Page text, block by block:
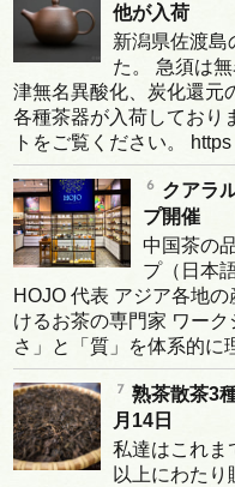
他が入荷
新潟県佐渡島
た。 急須は
津無名異酸化、炭化還元
各種茶器が入荷しており
トをご覧ください。
クアラ
プ開催
中国茶の
プ（日本
HOJO 代表 アジア各地
けるお茶の専門家 ワー
さ」と「質」を体系的に
熟茶散茶3
月14日
私達はこれま
以上にわた